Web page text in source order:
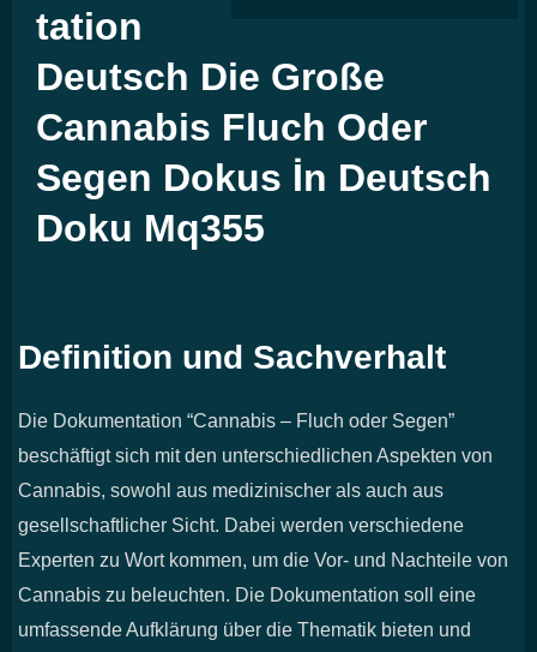
tation
Deutsch Die Große
Cannabis Fluch Oder
Segen Dokus İn Deutsch
Doku Mq355
Definition und Sachverhalt
Die Dokumentation “Cannabis – Fluch oder Segen”
beschäftigt sich mit den unterschiedlichen Aspekten von
Cannabis, sowohl aus medizinischer als auch aus
gesellschaftlicher Sicht. Dabei werden verschiedene
Experten zu Wort kommen, um die Vor- und Nachteile von
Cannabis zu beleuchten. Die Dokumentation soll eine
umfassende Aufklärung über die Thematik bieten und